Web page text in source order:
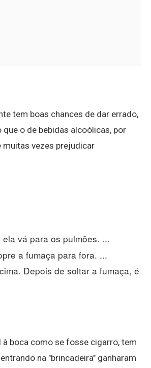
tem boas chances de dar errado,
o de bebidas alcoólicas, por
muitas vezes prejudicar
vá para os pulmões. ...
a fumaça para fora. ...
Depois de soltar a fumaça, é
boca como se fosse cigarro, tem
na "brincadeira" ganharam